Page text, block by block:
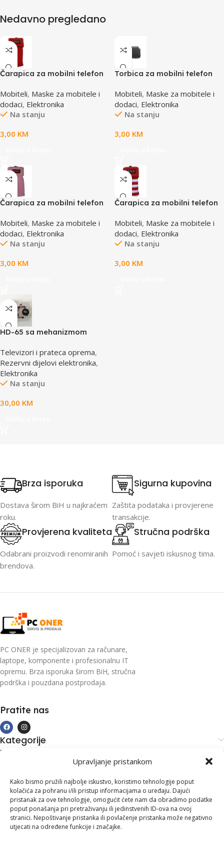
Upravljanje pristankom
Kako bismo pružili najbolje iskustvo, koristimo tehnologije poput
kolačića za pohranu i/ili pristup informacijama o uređaju. Dajući
pristanak za ove tehnologije, omogućit ćete nam da obradimo podatke
poput ponašanja pri pretraživanju ili jedinstvenih ID-ova na ovoj
stranici. Nepoštivanje pristanka ili povlačenje pristanka može negativno
utjecati na određene funkcije i značajke.
Nedavno pregledano
Čarapica za mobilni telefon
65x100mm
Mobiteli, Maske za mobitele i
dodaci, Elektronika
Na stanju
3,00 KM
Torbica za mobilni telefon
Mobiteli, Maske za mobitele i
dodaci, Elektronika
Na stanju
3,00 KM
Čarapica za mobilni telefon
65x100mm
Mobiteli, Maske za mobitele i
dodaci, Elektronika
Na stanju
3,00 KM
Čarapica za mobilni telefon
65x100mm
Mobiteli, Maske za mobitele i
dodaci, Elektronika
Na stanju
3,00 KM
HD-65 sa mehanizmom
AE-HD65M
Televizori i prateca oprema,
Rezervni dijelovi elektronika,
Elektronika
Na stanju
30,00 KM
Brza isporuka
Dostava širom BiH u najkraćem
roku.
Sigurna kupovina
Zaštita podataka i provjerene
transakcije.
Provjerena kvaliteta
Odabrani proizvodi renomiranih
brendova.
Stručna podrška
Pomoć i savjeti iskusnog tima.
PC ONER je specijalizovan za računare,
laptope, komponente i profesionalnu IT
opremu. Brza isporuka širom BiH, stručna
podrška i pouzdana postprodaja.
Pratite nas
Kategorije
Kupovina i podrška
Kontakt informacije
Branilaca Bosne, 75 300 Lukavac
+387 35 555 999
info@pconer.ba